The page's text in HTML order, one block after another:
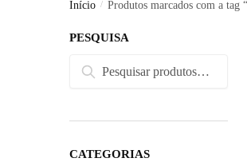
Início / Produtos marcados com a tag
PESQUISA
Pesquisar
Pesquisar
CATEGORIAS